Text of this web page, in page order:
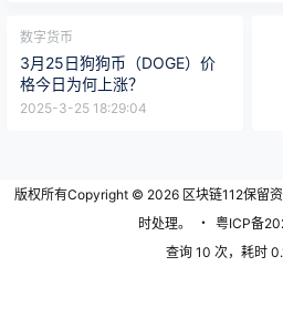
数字货币
3月25日狗狗币（DOGE）价
格今日为何上涨？
2025-3-25 18:29:04
版权所有Copyright © 2026区块链112保留
时处理。
・ 粤ICP备
查询 10 次，耗时